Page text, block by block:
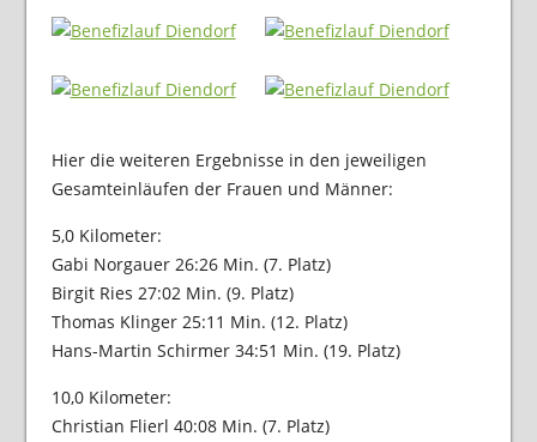
Hier die weiteren Ergebnisse in den jeweiligen
Gesamteinläufen der Frauen und Männer:
5,0 Kilometer:
Gabi Norgauer 26:26 Min. (7. Platz)
Birgit Ries 27:02 Min. (9. Platz)
Thomas Klinger 25:11 Min. (12. Platz)
Hans-Martin Schirmer 34:51 Min. (19. Platz)
10,0 Kilometer:
Christian Flierl 40:08 Min. (7. Platz)